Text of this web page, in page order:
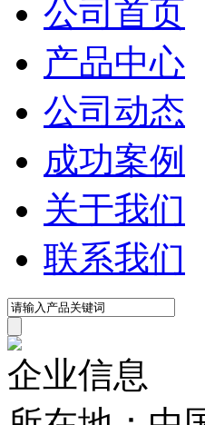
公司首页
产品中心
公司动态
成功案例
关于我们
联系我们
企业信息